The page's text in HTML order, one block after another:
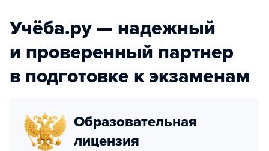
Учёба.ру — надежный
и проверенный партнер
в подготовке к экзаменам
Образовательная
лицензия